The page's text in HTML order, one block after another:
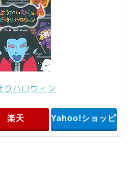
りハロウィン
楽天 Yahoo!ショッピン